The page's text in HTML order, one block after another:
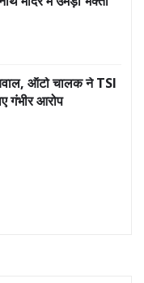
ऑटो चालक ने TSI
गंभीर आरोप